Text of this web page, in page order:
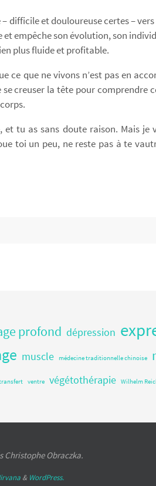
difficile et douloureuse certes –
empêche son évolution, son
plus fluide et profitable.
que ne vivons n’est pas en
creuser la tête pour comprendre
tu as sans doute raison. Mais
toi un peu, ne reste pas à te
profond dépression
muscle médecine traditionnelle chinoise
ventre végétothérapie Wilhelm
Christophe Obraczka.
& WordPress.